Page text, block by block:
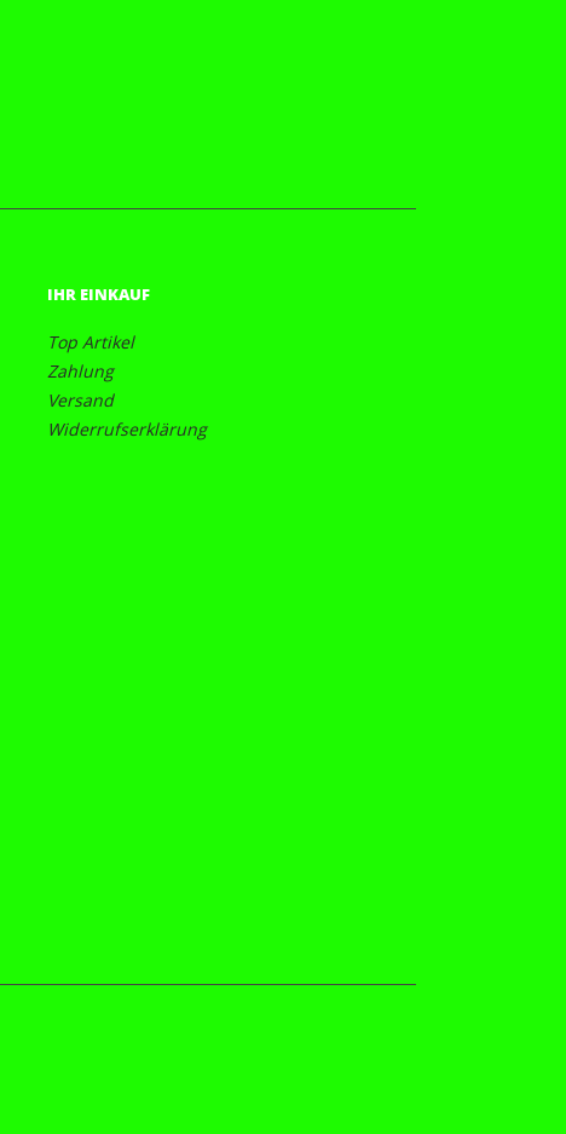
IHR EINKAUF
Top Artikel
Zahlung
Versand
Widerrufserklärung